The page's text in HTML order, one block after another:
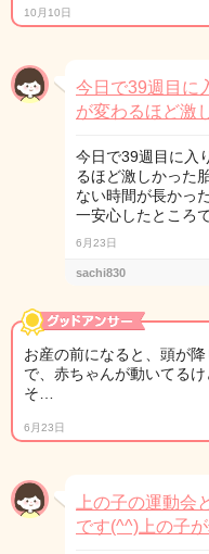
10月10日
今日で39週目に
が変わるほど激
今日で39週目に入
るほど激しかった
ない時間が長かっ
一安心したところ
6月23日
sachi830
お産の前になると、頭が
で、赤ちゃんが動いてる
そ…
6月23日
上の子の運動会
です(^^)上の子